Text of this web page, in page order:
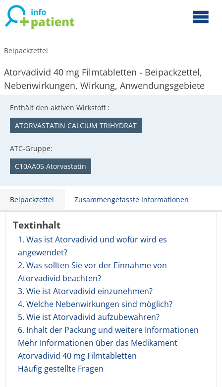
Beipackzettel
Atorvadivid 40 mg Filmtabletten - Beipackzettel,
Nebenwirkungen, Wirkung, Anwendungsgebiete
Enthält den aktiven Wirkstoff :
ATORVASTATIN CALCIUM TRIHYDRAT
ATC-Gruppe:
C10AA05 Atorvastatin
Beipackzettel Zusammengefasste Informationen
Textinhalt
1. Was ist Atorvadivid und wofür wird es
angewendet?
2. Was sollten Sie vor der Einnahme von
Atorvadivid beachten?
3. Wie ist Atorvadivid einzunehmen?
4. Welche Nebenwirkungen sind möglich?
5. Wie ist Atorvadivid aufzubewahren?
6. Inhalt der Packung und weitere Informationen
Mehr Informationen über das Medikament
Atorvadivid 40 mg Filmtabletten
Häufig gestellte Fragen